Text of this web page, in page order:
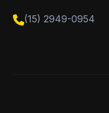
(15) 2949-0954